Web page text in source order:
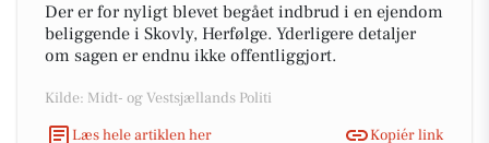
Der er for nyligt blevet begået indbrud i en ejendom
beliggende i Skovly, Herfølge. Yderligere detaljer
om sagen er endnu ikke offentliggjort.
Kilde: Midt- og Vestsjællands Politi
Læs hele artiklen her
Kopiér link